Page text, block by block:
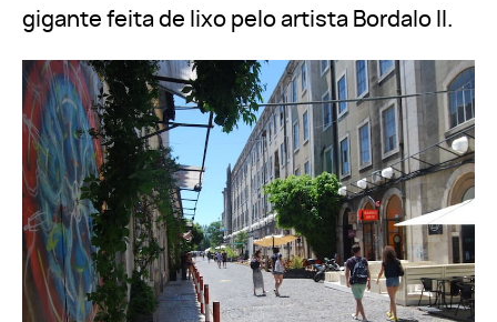
gigante feita de lixo pelo artista Bordalo II.